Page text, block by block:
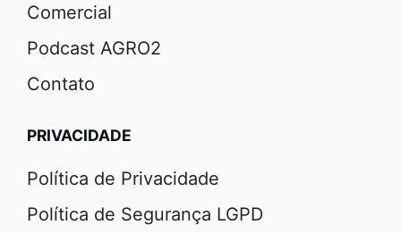
Comercial
Podcast AGRO2
Contato
PRIVACIDADE
Política de Privacidade
Política de Segurança LGPD